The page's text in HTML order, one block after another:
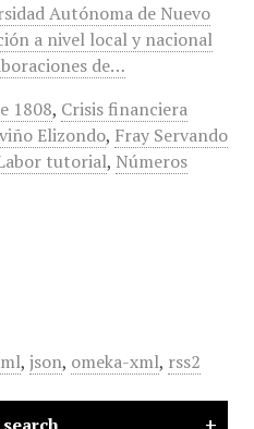
Autónoma de Nuevo
a nivel local y nacional
de…
1808, Crisis financiera
Elizondo, Fray Servando
tutorial, Números
, json, omeka-xml, rss2